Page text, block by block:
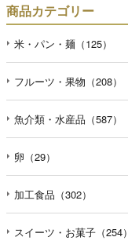
商品カテゴリー
米・パン・麺（125）
フルーツ・果物（208）
魚介類・水産品（587）
卵（29）
加工食品（302）
スイーツ・お菓子（254）